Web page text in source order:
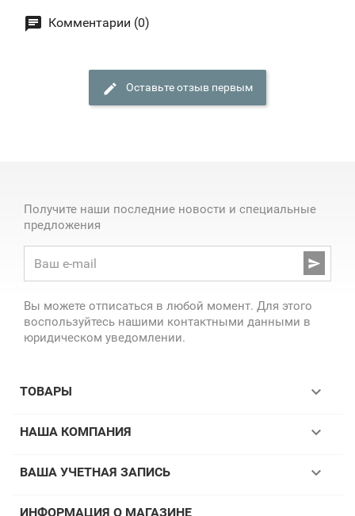
Комментарии (0)
Оставьте отзыв первым
Получите наши последние новости и специальные
предложения

Вы можете отписаться в любой момент. Для этого
воспользуйтесь нашими контактными данными в
юридическом уведомлении.
ТОВАРЫ 
НАША КОМПАНИЯ 
ВАША УЧЕТНАЯ ЗАПИСЬ 
ИНФОРМАЦИЯ О МАГАЗИНЕ